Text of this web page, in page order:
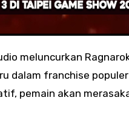
meluncurkan
dalam franchise populer
pemain akan